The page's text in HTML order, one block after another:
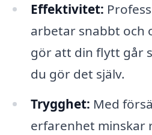
Effektivitet:
arbetar snabbt och
gör att din flytt går
du gör det själv.
Trygghet: Med
erfarenhet minskar